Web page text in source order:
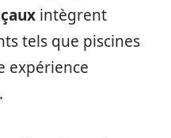
intègrent
tels que piscines
expérience